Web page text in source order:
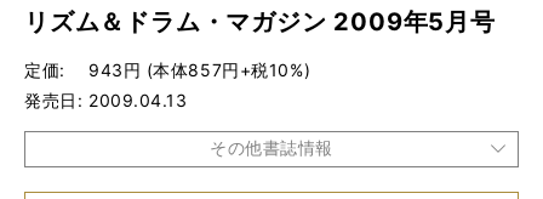
リズム＆ドラム・マガジン 2009年5月号
定価
943円 (本体857円+税10%)
発売日
2009.04.13
その他書誌情報